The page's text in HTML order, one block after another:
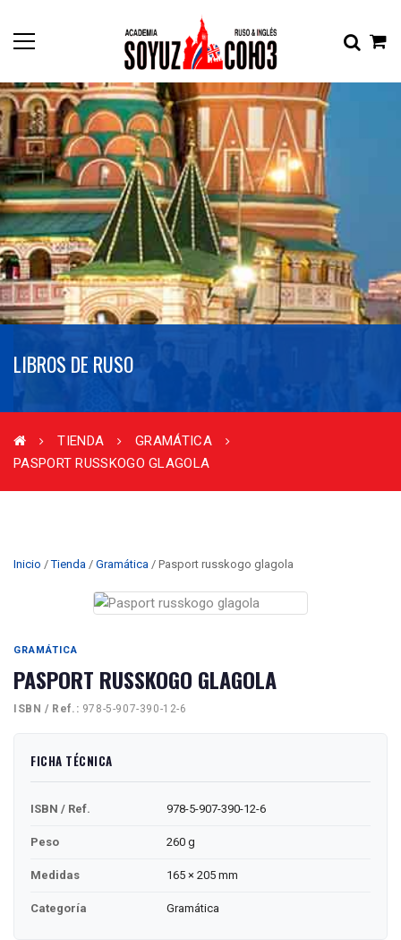
TIENDA
GRAMÁTICA
PASPORT RUSSKOGO GLAGOLA
Inicio /Tienda / Gramática / Pasport russkogo glagola
GRAMÁTICA
PASPORT RUSSKOGO GLAGOLA
ISBN / Ref.: 978-5-907-390-12-6
FICHA TÉCNICA
ISBN / Ref. 978-5-907-390-12-6
Peso 260 g
Medidas 165 × 205 mm
Categoría Gramática